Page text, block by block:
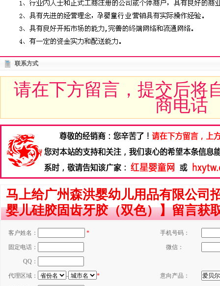
联系方式
请在下方留言，提交后将
商电话
马上给广州森洪婴幼儿用品有限公司
婴儿硅胶固齿牙胶（双色）】留言获
客户姓名： * 手机号码：
固定电话： 微信：
QQ：
代理区域： - * 意向产品：